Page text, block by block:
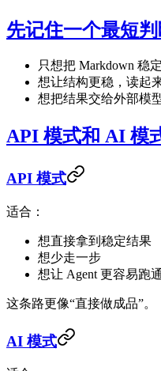
先记住一个最短
只想把 Markdown 稳
想让结构更稳，读起
想把结果交给外部模
API 模式和 AI 模
API 模式
适合：
想直接拿到稳定结果
想少走一步
想让 Agent 更容易跑
这条路更像“直接做成品”。
AI 模式